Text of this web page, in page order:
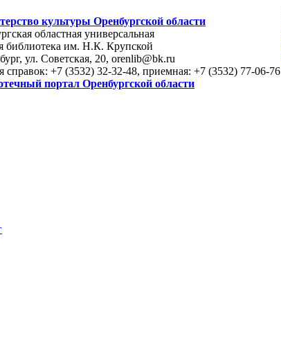
культуры Оренбургской области
областная универсальная
библиотека им. Н.К. Крупской
ул. Советская, 20, orenlib@bk.ru
справок: +7 (3532) 32-32-48, приемная: +7 (3532) 77-06-76
портал Оренбургской области